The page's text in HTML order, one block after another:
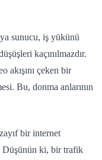
sunucu, iş yükünü
kaçınılmazdır.
akışını çeken bir
Bu, donma anlarının
bir internet
Düşünün ki, bir trafik